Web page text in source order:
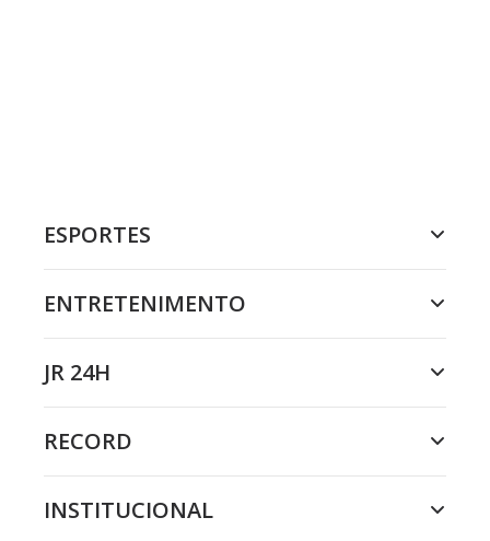
ESPORTES
ENTRETENIMENTO
JR 24H
RECORD
INSTITUCIONAL